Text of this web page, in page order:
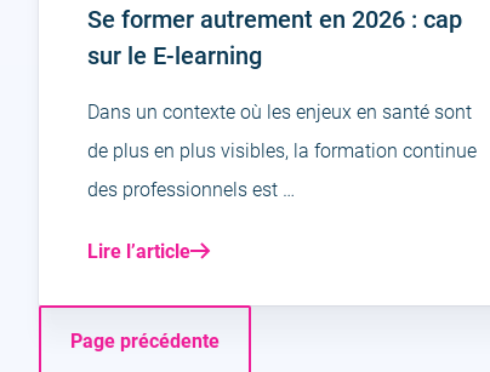
Se former autrement en 2026 : cap
sur le E-learning
Dans un contexte où les enjeux en santé sont
de plus en plus visibles, la formation continue
des professionnels est …
Lire l’article
Page précédente